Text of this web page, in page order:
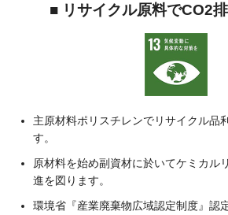
■ リサイクル原料でCO2
主原材料ポリスチレンでリサイクル品
す。
原材料を始め副資材に於いてケミカル
進を図ります。
環境省『産業廃棄物広域認定制度』認